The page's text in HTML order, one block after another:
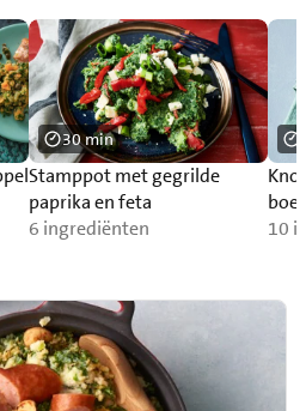
Stamppot met gegrilde
paprika en feta
6 ingrediënten
30 min
10